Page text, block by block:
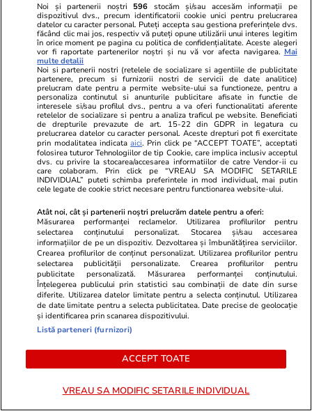
Wowbiz.ro
Andreea Ibacka a izbucnit în
plâns! Ce a emoționat-o până la
lacrimi pe vedetă: „Nu-mi mai e
Redactia.ro
Zodia care
până la
persoană
POLITIC
Politică 06:21
Sorin Grindeanu anunță data la
care România ar putea avea un
nou Guvern: „Nu rămânem în
Noi și partenerii noștri 596 stocăm și/sau accesăm informații pe
dispozitivul dvs., precum identificatorii cookie unici pentru prelucrarea
datelor cu caracter personal. Puteți accepta sau gestiona preferințele dvs.
făcând clic mai jos, respectiv vă puteți opune utilizării unui interes legitim
în orice moment pe pagina cu politica de confidențialitate. Aceste alegeri
vor fi raportate partenerilor noștri și nu vă vor afecta navigarea. Mai
multe detalii
Noi si partenerii nostri (retelele de socializare si agentiile de publicitate
partenere, precum si furnizorii nostri de servicii de date analitice)
prelucram date pentru a permite website-ului sa functioneze, pentru a
personaliza continutul si anunturile publicitare afisate in functie de
interesele si/sau profilul dvs., pentru a va oferi functionalitati aferente
retelelor de socializare si pentru a analiza traficul pe website. Beneficiati
de drepturile prevazute de art. 15-22 din GDPR in legatura cu
prelucrarea datelor cu caracter personal. Aceste drepturi pot fi exercitate
prin modalitatea indicataaici. Prin click pe “ACCEPT TOATE”, acceptati
folosirea tuturor Tehnologiilor de tip Cookie, care implica inclusiv acceptul
dvs. cu privire la stocarea/accesarea informatiilor de catre Vendor-ii cu
care colaboram. Prin click pe “VREAU SA MODIFIC SETARILE
INDIVIDUAL” puteti schimba preferintele in mod individual, mai putin
cele legate de cookie strict necesare pentru functionarea website-ului.
Atât noi, cât și partenerii noștri prelucrăm datele pentru a oferi:
Măsurarea performanței reclamelor. Utilizarea profilurilor pentru
selectarea conținutului personalizat. Stocarea și/sau accesarea
informațiilor de pe un dispozitiv. Dezvoltarea și îmbunătățirea serviciilor.
Crearea profilurilor de conținut personalizat. Utilizarea profilurilor pentru
selectarea publicității personalizate. Crearea profilurilor pentru
publicitate personalizată. Măsurarea performanței conținutului.
Înțelegerea publicului prin statistici sau combinații de date din surse
diferite. Utilizarea datelor limitate pentru a selecta conținutul. Utilizarea
de date limitate pentru a selecta publicitatea. Date precise de geolocație
și identificarea prin scanarea dispozitivului.
Listă parteneri (furnizori)
ACCEPT TOATE
VREAU SA MODIFIC SETARILE INDIVIDUAL